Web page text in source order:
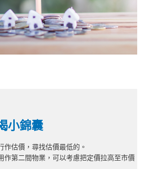
小錦囊
作估價，尋找估價最低的。
作第二間物業，可以考慮把定價拉高至市價